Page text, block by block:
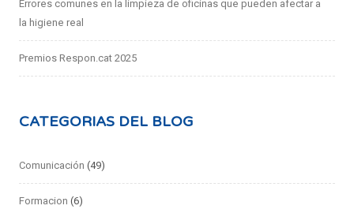
Errores comunes en la limpieza de oficinas que pueden afectar a
la higiene real
Premios Respon.cat 2025
CATEGORIAS DEL BLOG
Comunicación (49)
Formacion (6)